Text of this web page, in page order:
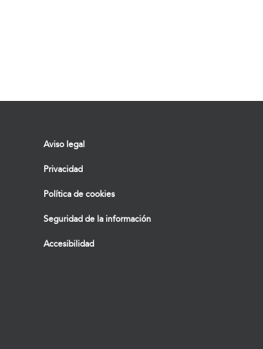
Aviso legal
Privacidad
Política de cookies
Seguridad de la información
Accesibilidad